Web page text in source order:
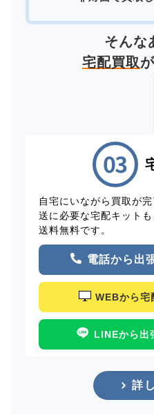
そんな
宅配買取
自宅にいながら買取が
送に必要な宅配キット
送料無料です。
電話から出
WEBから宅
LINEから出
詳